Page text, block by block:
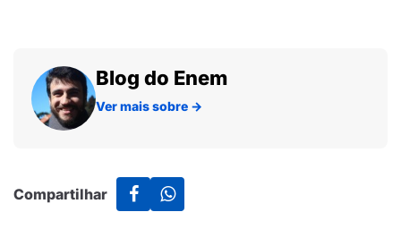
Blog do Enem
Ver mais sobre →
Compartilhar